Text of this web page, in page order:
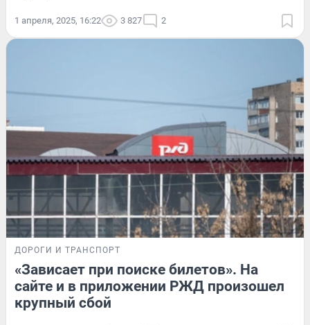
1 апреля, 2025, 16:22 3 827 2
ДОРОГИ И ТРАНСПОРТ
«Зависает при поиске билетов». На
сайте и в приложении РЖД произошел
крупный сбой